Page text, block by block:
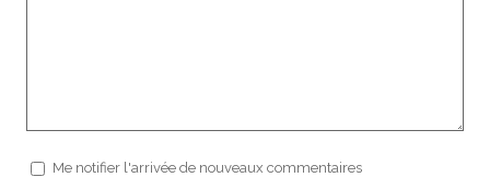
Me notifier l'arrivée de nouveaux commentaires